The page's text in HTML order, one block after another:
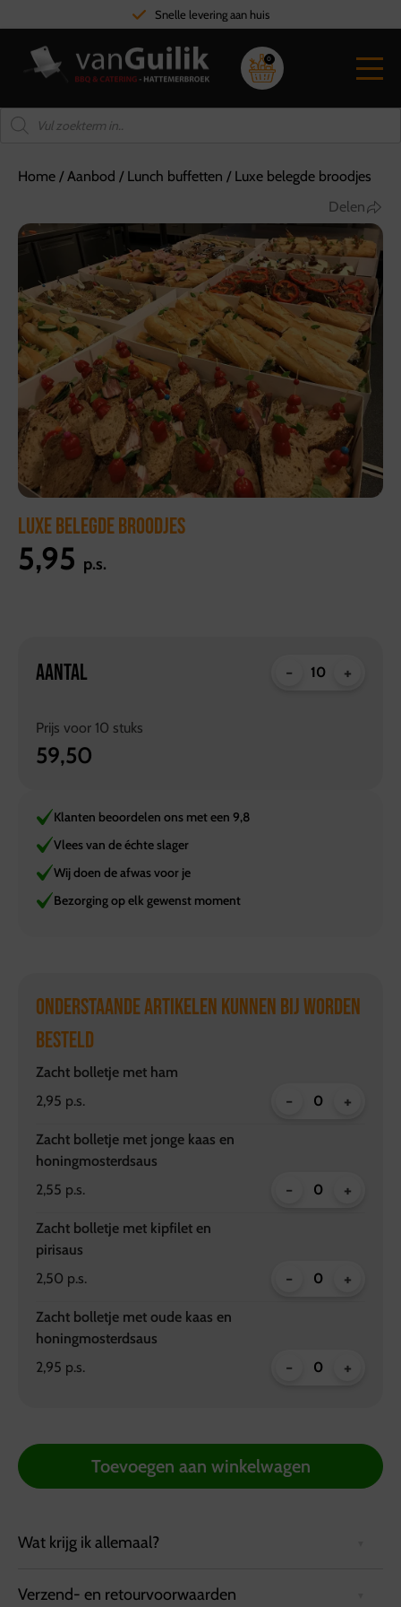
0
Home /Aanbod / Lunch buffetten / Luxe belegde broodjes
LUXE BELEGDE BROODJES
Delen
5,95 p.s.
AANTAL - +
Prijs voor 10 stuks
59,50
Klanten beoordelen ons met een 9,8
Vlees van de échte slager
Wij doen de afwas voor je
Bezorging op elk gewenst moment
ONDERSTAANDE ARTIKELEN KUNNEN BIJ WORDEN
BESTELD
Zacht bolletje met ham
2,95 p.s.
- +
Zacht bolletje met jonge kaas en
honingmosterdsaus
2,55 p.s.
- +
Zacht bolletje met kipfilet en
pirisaus
2,50 p.s.
- +
Zacht bolletje met oude kaas en
honingmosterdsaus
2,95 p.s.
- +
Toevoegen aan winkelwagen
Wat krijg ik allemaal?
Luxe broodjes belegd met diverse verse vleeswaren,
Verzend- en retourvoorwaarden